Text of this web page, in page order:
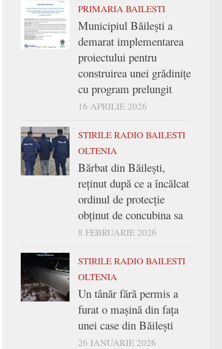
PRIMARIA BAILESTI
Municipiul Băilești a
demarat implementarea
proiectului pentru
construirea unei grădinițe
cu program prelungit
16 APRILIE 2026
STIRILE RADIO BAILESTI
OLTENIA
Bărbat din Băilești,
reținut după ce a încălcat
ordinul de protecție
obținut de concubina sa
8 FEBRUARIE 2026
STIRILE RADIO BAILESTI
OLTENIA
Un tânăr fără permis a
furat o mașină din fața
unei case din Băilești
26 IANUARIE 2026